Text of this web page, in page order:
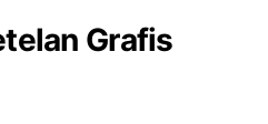
Grafis